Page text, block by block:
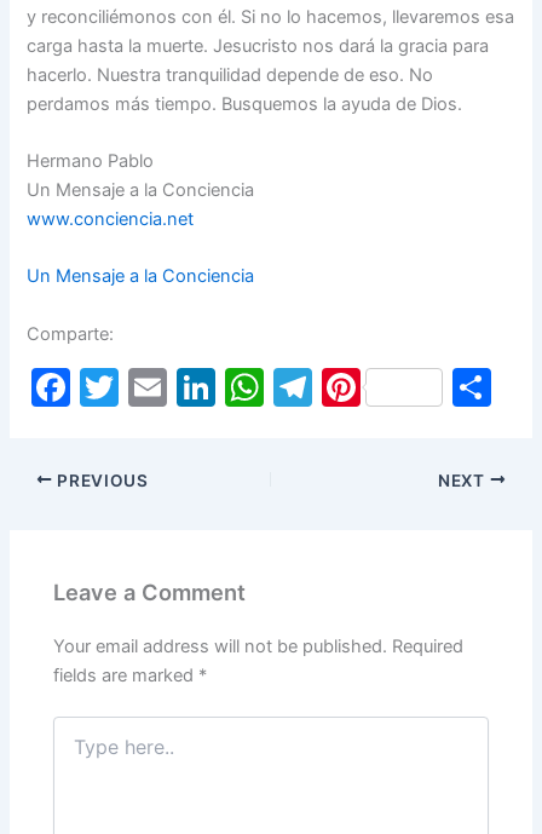
y reconciliémonos con él. Si no lo hacemos, llevaremos esa
carga hasta la muerte. Jesucristo nos dará la gracia para
hacerlo. Nuestra tranquilidad depende de eso. No
perdamos más tiempo. Busquemos la ayuda de Dios.
Hermano Pablo
Un Mensaje a la Conciencia
www.conciencia.net
Un Mensaje a la Conciencia
Comparte:
F
c
e
o
k
T
itt
er
E
Li
n
W T Pi
ar
PREVIOUS NEXT
Leave a Comment
Your email address will not be published. Required
fields are marked *
Type
here..